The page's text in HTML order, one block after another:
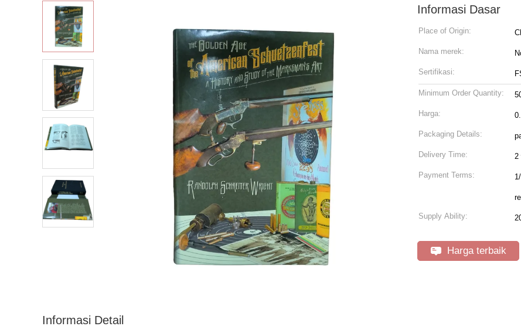
Informasi Dasar
Place of Origin:
Nama merek:
Sertifikasi:
Minimum Order Quantity:
Harga:
Packaging Details:
Delivery Time: 2
Payment Terms:
Supply Ability:
Harga terbaik
Informasi Detail